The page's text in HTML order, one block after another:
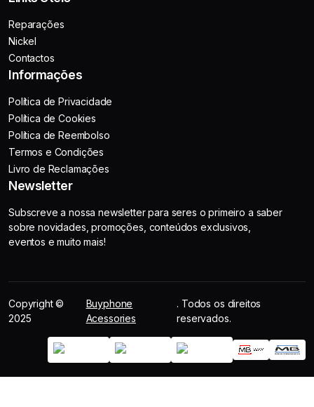
Reparações
Nickel
Contactos
Informações
Política de Privacidade
Política de Cookies
Política de Reembolso
Termos e Condições
Livro de Reclamações
Newsletter
Subscreve a nossa newsletter para seres o primeiro a saber
sobre novidades, promoções, conteúdos exclusivos,
eventos e muito mais!
Copyright ©
2025
Buyphone
Acessories
. Todos os direitos
reservados.